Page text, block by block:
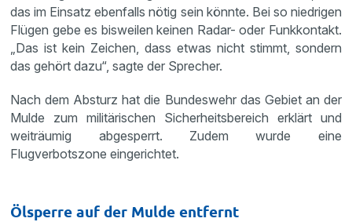
das im Einsatz ebenfalls nötig sein könnte. Bei so niedrigen
Flügen gebe es bisweilen keinen Radar- oder Funkkontakt.
„Das ist kein Zeichen, dass etwas nicht stimmt, sondern
das gehört dazu“, sagte der Sprecher.
Nach dem Absturz hat die Bundeswehr das Gebiet an der
Mulde zum militärischen Sicherheitsbereich erklärt und
weiträumig abgesperrt. Zudem wurde eine
Flugverbotszone eingerichtet.
Ölsperre auf der Mulde entfernt